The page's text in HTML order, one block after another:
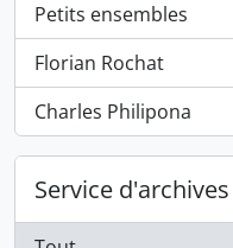
Petits ensembles
, 51 résultats
Florian Rochat
, 50 résultats
Charles Philipona
, 46 résultats
Service d'archives